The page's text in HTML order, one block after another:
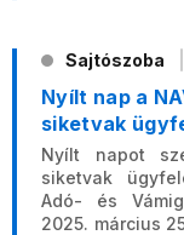
Sajtószoba
Nyílt nap a
siketvak
Nyílt napot
siketvak
Adó- és
2025. március